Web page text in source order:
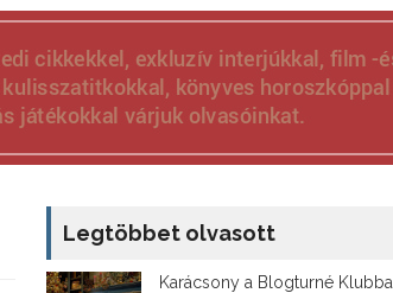
Legtöbbet olvasott
Karácsony a Blogturné Klubbal